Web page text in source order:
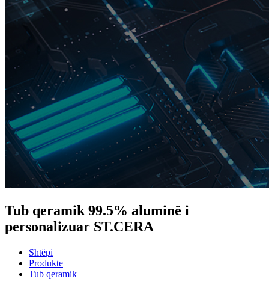
Tub qeramik 99.5% aluminë i
personalizuar ST.CERA
Shtëpi
Produkte
Tub qeramik